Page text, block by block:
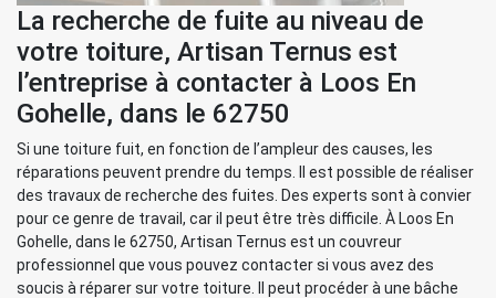
La recherche de fuite au niveau de
votre toiture, Artisan Ternus est
l’entreprise à contacter à Loos En
Gohelle, dans le 62750
Si une toiture fuit, en fonction de l’ampleur des causes, les
réparations peuvent prendre du temps. Il est possible de réaliser
des travaux de recherche des fuites. Des experts sont à convier
pour ce genre de travail, car il peut être très difficile. À Loos En
Gohelle, dans le 62750, Artisan Ternus est un couvreur
professionnel que vous pouvez contacter si vous avez des
soucis à réparer sur votre toiture. Il peut procéder à une bâche